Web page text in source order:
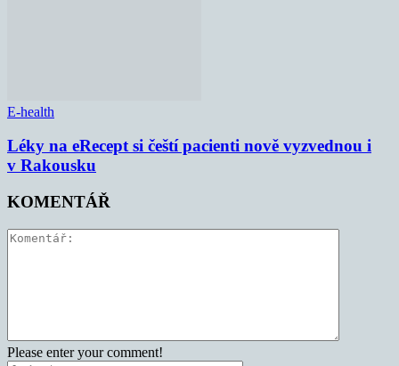
E-health
Léky na eRecept si čeští pacienti nově vyzvednou i
v Rakousku
KOMENTÁŘ
Please enter your comment!